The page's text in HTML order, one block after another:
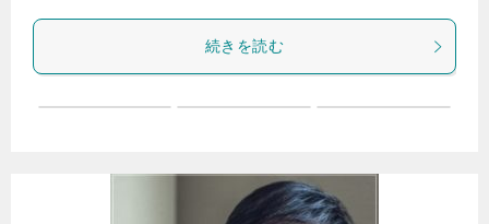
続きを読む